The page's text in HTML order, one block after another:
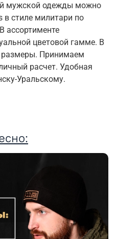
мужской одежды можно
в стиле милитари по
ассортименте
цветовой гамме. В
размеры. Принимаем
расчет. Удобная
Уральскому.